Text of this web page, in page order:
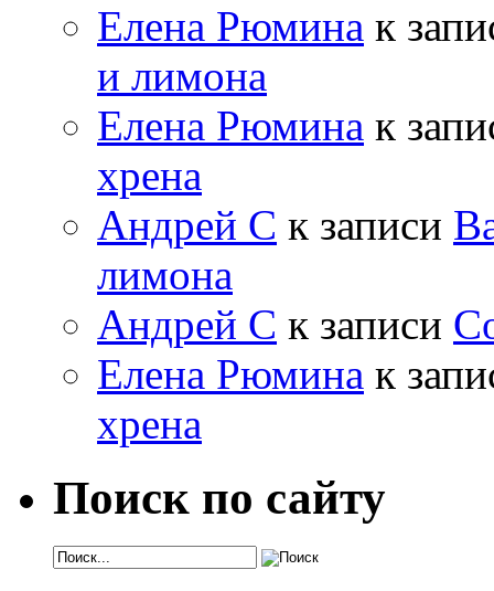
Елена Рюмина к
и лимона
Елена Рюмина к
хрена
Андрей С к записи
лимона
Андрей С к записи
Елена Рюмина к
хрена
Поиск по сайту